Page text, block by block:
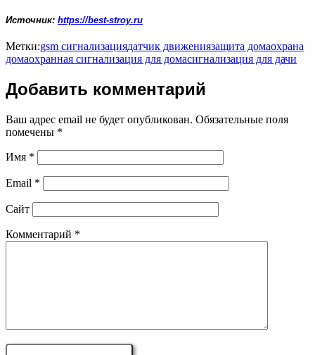
Источник: https://best-stroy.ru
Метки:gsm сигнализациядатчик движениязащита домаохрана
домаохранная сигнализация для домасигнализация для дачи
Добавить комментарий
Ваш адрес email не будет опубликован. Обязательные поля
помечены *
Имя *
Email *
Сайт
Комментарий *